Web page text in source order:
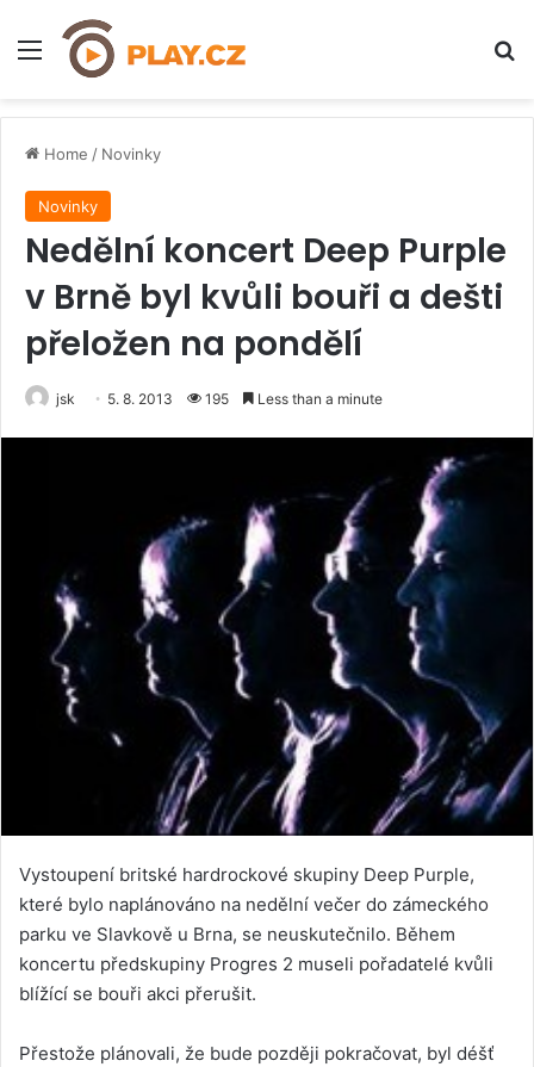
Menu
Home / Novinky
Novinky
Nedělní koncert Deep Purple
v Brně byl kvůli bouři a dešti
přeložen na pondělí
jsk 5. 8. 2013 195 Less than a minute
Vystoupení britské hardrockové skupiny Deep Purple,
které bylo naplánováno na nedělní večer do zámeckého
parku ve Slavkově u Brna, se neuskutečnilo. Během
koncertu předskupiny Progres 2 museli pořadatelé kvůli
blížící se bouři akci přerušit.
Přestože plánovali, že bude později pokračovat, byl déšť